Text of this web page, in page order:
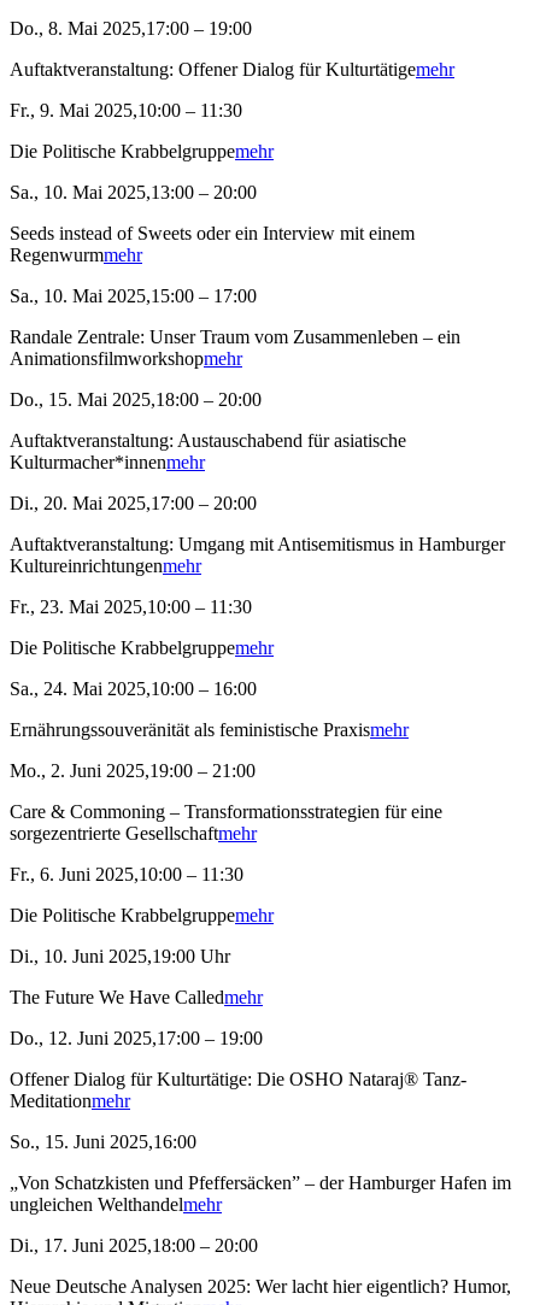
Do., 8. Mai 2025,17:00 – 19:00
Auftaktveranstaltung: Offener Dialog für Kulturtätigemehr
Fr., 9. Mai 2025,10:00 – 11:30
Die Politische Krabbelgruppemehr
Sa., 10. Mai 2025,13:00 – 20:00
Seeds instead of Sweets oder ein Interview mit einem
Regenwurmmehr
Sa., 10. Mai 2025,15:00 – 17:00
Randale Zentrale: Unser Traum vom Zusammenleben – ein
Animationsfilmworkshopmehr
Do., 15. Mai 2025,18:00 – 20:00
Auftaktveranstaltung: Austauschabend für asiatische
Kulturmacher*innenmehr
Di., 20. Mai 2025,17:00 – 20:00
Auftaktveranstaltung: Umgang mit Antisemitismus in Hamburger
Kultureinrichtungenmehr
Fr., 23. Mai 2025,10:00 – 11:30
Die Politische Krabbelgruppemehr
Sa., 24. Mai 2025,10:00 – 16:00
Ernährungssouveränität als feministische Praxismehr
Mo., 2. Juni 2025,19:00 – 21:00
Care & Commoning – Transformationsstrategien für eine
sorgezentrierte Gesellschaftmehr
Fr., 6. Juni 2025,10:00 – 11:30
Die Politische Krabbelgruppemehr
Di., 10. Juni 2025,19:00 Uhr
The Future We Have Calledmehr
Do., 12. Juni 2025,17:00 – 19:00
Offener Dialog für Kulturtätige: Die OSHO Nataraj® Tanz-
Meditationmehr
So., 15. Juni 2025,16:00
„Von Schatzkisten und Pfeffersäcken” – der Hamburger Hafen im
ungleichen Welthandelmehr
Di., 17. Juni 2025,18:00 – 20:00
Neue Deutsche Analysen 2025: Wer lacht hier eigentlich? Humor,